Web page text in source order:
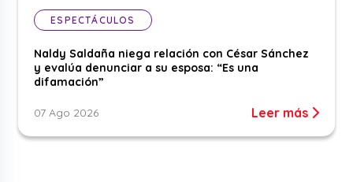
ESPECTÁCULOS
Naldy Saldaña niega relación con César Sánchez
y evalúa denunciar a su esposa: “Es una
difamación”
07 Ago 2026 Leer más